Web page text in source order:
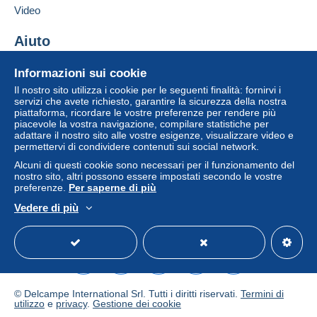
condizioni d'uso
dal ricevimento della richiesta di pagamento del
venditore.
Pour les cartes postales, frais de port, au choix de
l’acheteur pour un envoi EN FRANCE à compter du
01/01/2026 :
- en lettre simple verte :
opour 1 ou 2 cartes postales : 1,55 euro
opour 3 à 6 cartes postales : 3,15 euros
- en lettre suivie : ajouter 0,50 euro sur les tarifs ci-
Informazioni sui cookie
Il nostro sito utilizza i cookie per le seguenti finalità: fornirvi i
servizi che avete richiesto, garantire la sicurezza della nostra
piattaforma, ricordare le vostre preferenze per rendere più
piacevole la vostra navigazione, compilare statistiche per
adattare il nostro sito alle vostre esigenze, visualizzare video e
permettervi di condividere contenuti sui social network.
Alcuni di questi cookie sono necessari per il funzionamento del
nostro sito, altri possono essere impostati secondo le vostre
preferenze. Per saperne di più
Vedere di più
Video
Aiuto
Acquistare su Delcampe
Vendere su Delcampe
Un sito sicuro
© Delcampe International Srl. Tutti i diritti riservati. Termini di
utilizzo e privacy. Gestione dei cookie